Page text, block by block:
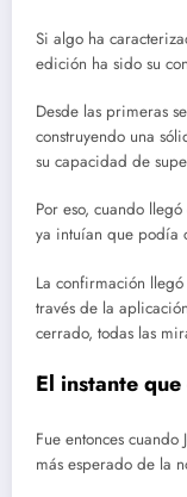
Si algo ha
edición ha sido su
Desde las primeras
construyendo una
su capacidad de
Por eso, cuando
ya intuían que podía
La confirmación
través de la
cerrado, todas las
El instante
Fue entonces
más esperado de la